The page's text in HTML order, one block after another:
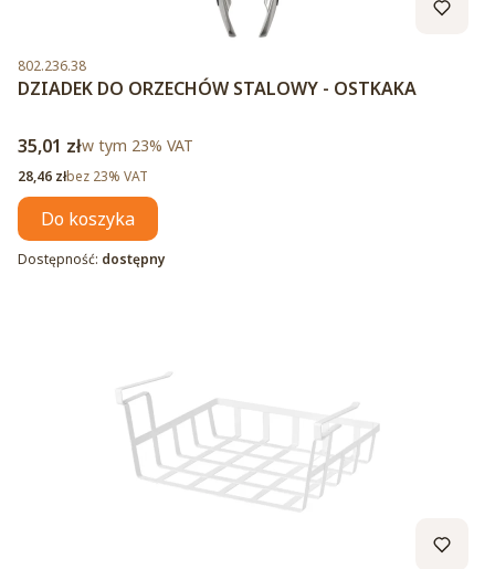
Kod produktu
802.236.38
DZIADEK DO ORZECHÓW STALOWY - OSTKAKA
Cena brutto
35,01 złw tym %s VAT
w tym 23% VAT
Cena netto
28,46 złbez 23% VAT
Do koszyka
Dostępność: dostępny